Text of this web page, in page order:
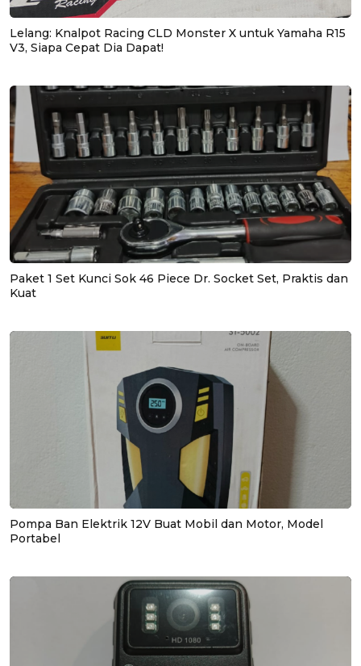
Lelang: Knalpot Racing CLD Monster X untuk Yamaha R15
V3, Siapa Cepat Dia Dapat!
Paket 1 Set Kunci Sok 46 Piece Dr. Socket Set, Praktis dan
Kuat
Pompa Ban Elektrik 12V Buat Mobil dan Motor, Model
Portabel